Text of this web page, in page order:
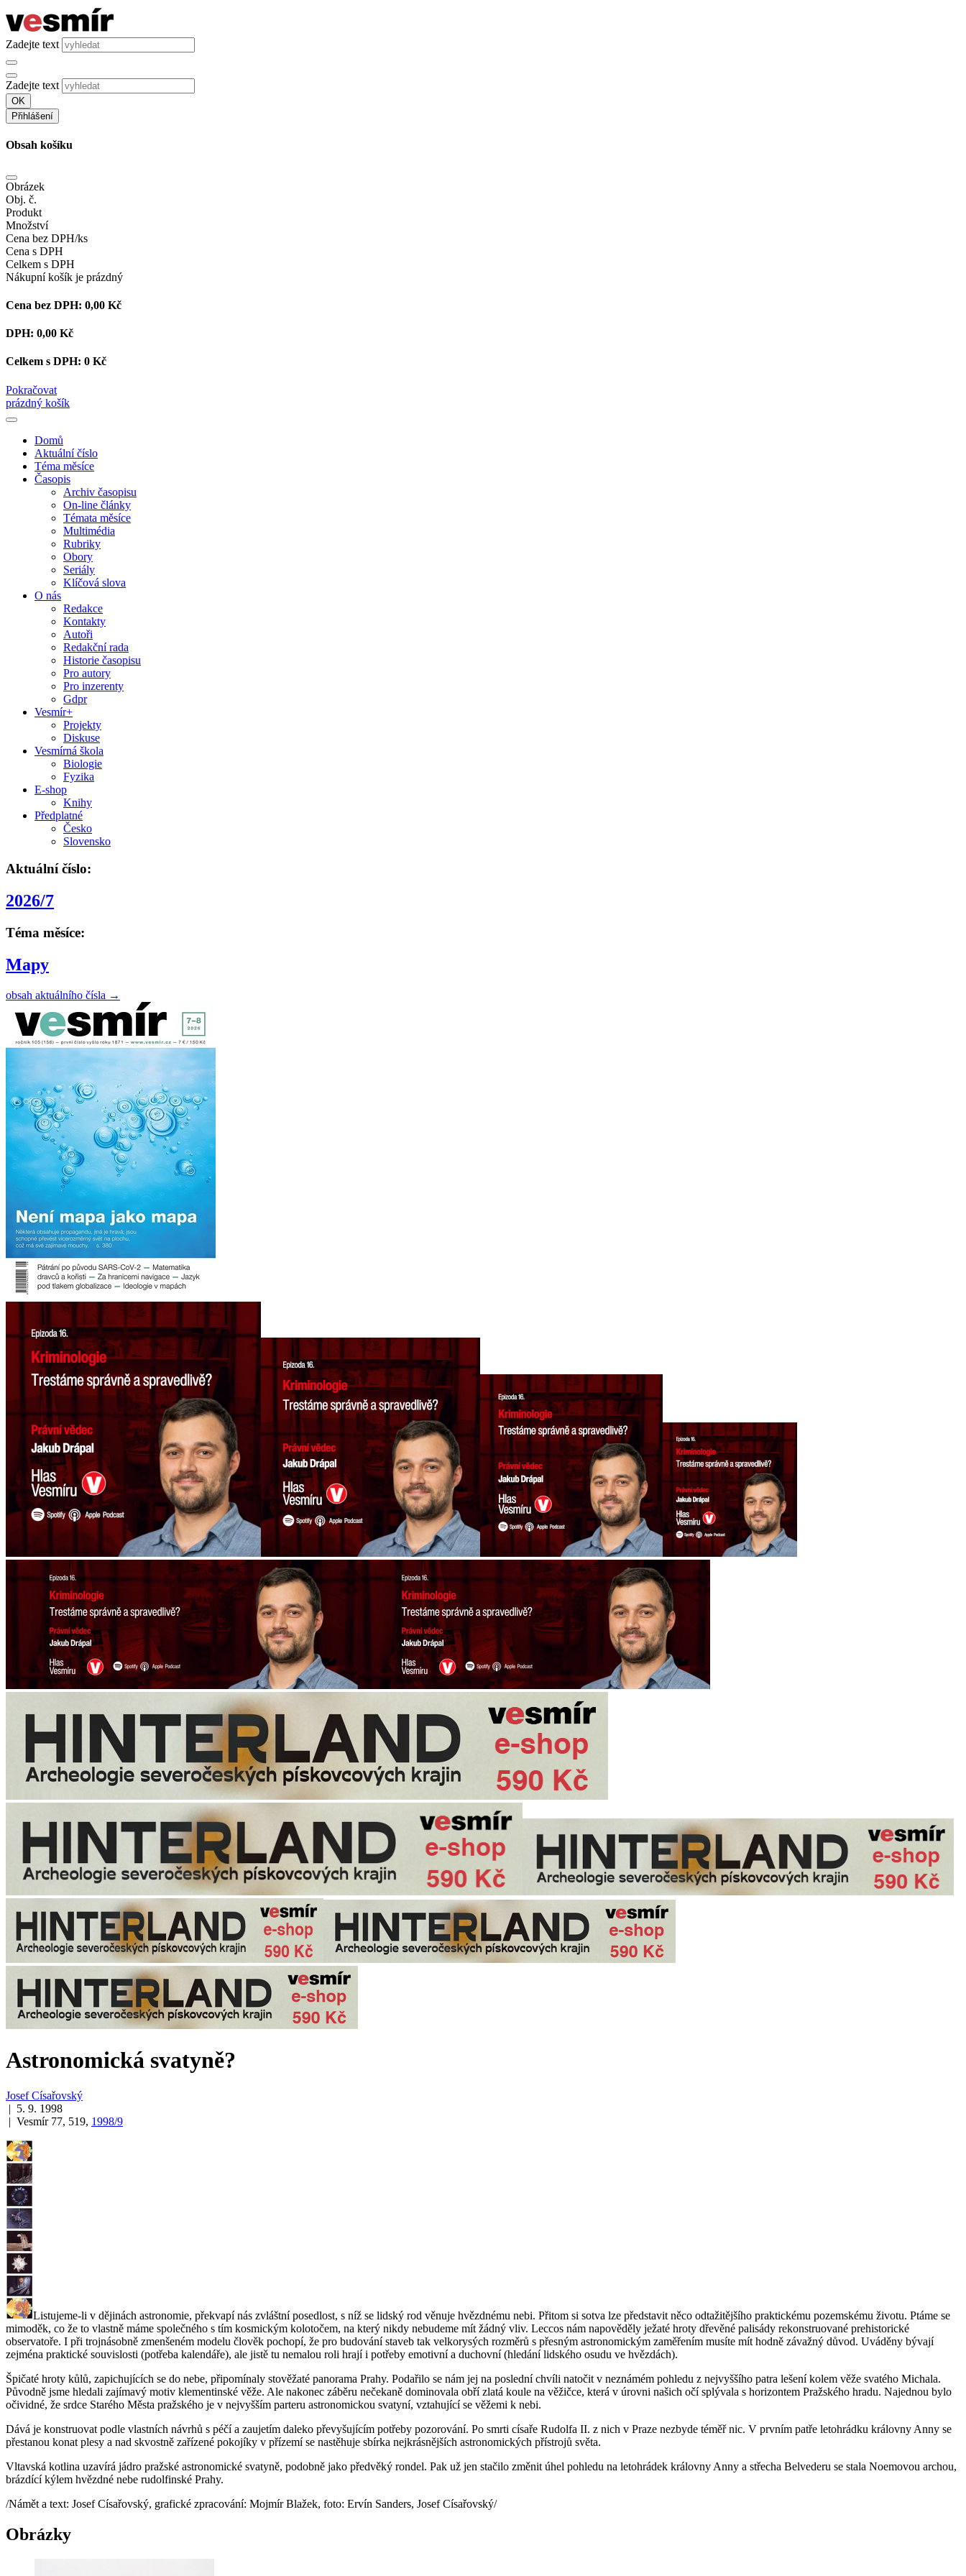
Zadejte text
Zadejte text
OK
Přihlášení
Obsah košíku
Obrázek
Obj. č.
Produkt
Množství
Cena bez DPH/ks
Cena s DPH
Celkem s DPH
Nákupní košík je prázdný
Cena bez DPH: 0,00 Kč
DPH: 0,00 Kč
Celkem s DPH: 0 Kč
Pokračovat
prázdný košík
Domů
Aktuální číslo
Téma měsíce
Časopis
Archiv časopisu
On-line články
Témata měsíce
Multimédia
Rubriky
Obory
Seriály
Klíčová slova
O nás
Redakce
Kontakty
Autoři
Redakční rada
Historie časopisu
Pro autory
Pro inzerenty
Gdpr
Vesmír+
Projekty
Diskuse
Vesmírná škola
Biologie
Fyzika
E-shop
Knihy
Předplatné
Česko
Slovensko
Aktuální číslo:
2026/7
Téma měsíce:
Mapy
obsah aktuálního čísla →
Astronomická svatyně?
Josef Císařovský
| 5. 9. 1998
| Vesmír 77, 519, 1998/9
Listujeme-li v dějinách astronomie, překvapí nás zvláštní posedlost, s níž se lidský rod věnuje hvězdnému nebi. Přitom si sotva lze představit něco odtažitějšího praktickému pozemskému životu. Ptáme se
mimoděk, co že to vlastně máme společného s tím kosmickým kolotočem, na který nikdy nebudeme mít žádný vliv. Leccos nám napověděly ježaté hroty dřevěné palisády rekonstruované prehistorické
observatoře. I při trojnásobně zmenšeném modelu člověk pochopí, že pro budování staveb tak velkorysých rozměrů s přesným astronomickým zaměřením musíte mít hodně závažný důvod. Uváděny bývají
zejména praktické souvislosti (potřeba kalendáře), ale jistě tu nemalou roli hrají i potřeby emotivní a duchovní (hledání lidského osudu ve hvězdách).
Špičaté hroty kůlů, zapichujících se do nebe, připomínaly stověžaté panorama Prahy. Podařilo se nám jej na poslední chvíli natočit v neznámém pohledu z nejvyššího patra lešení kolem věže svatého Michala.
Původně jsme hledali zajímavý motiv klementinské věže. Ale nakonec záběru nečekaně dominovala obří zlatá koule na věžičce, která v úrovni našich očí splývala s horizontem Pražského hradu. Najednou bylo
očividné, že srdce Starého Města pražského je v nejvyšším parteru astronomickou svatyní, vztahující se věžemi k nebi.
Dává je konstruovat podle vlastních návrhů s péčí a zaujetím daleko převyšujícím potřeby pozorování. Po smrti císaře Rudolfa II. z nich v Praze nezbyde téměř nic. V prvním patře letohrádku královny Anny se
přestanou konat plesy a nad skvostně zařízené pokojíky v přízemí se nastěhuje sbírka nejkrásnějších astronomických přístrojů světa.
Vltavská kotlina uzavírá jádro pražské astronomické svatyně, podobně jako předvěký rondel. Pak už jen stačilo změnit úhel pohledu na letohrádek královny Anny a střecha Belvederu se stala Noemovou archou,
brázdící kýlem hvězdné nebe rudolfinské Prahy.
/Námět a text: Josef Císařovský, grafické zpracování: Mojmír Blažek, foto: Ervín Sanders, Josef Císařovský/
Obrázky